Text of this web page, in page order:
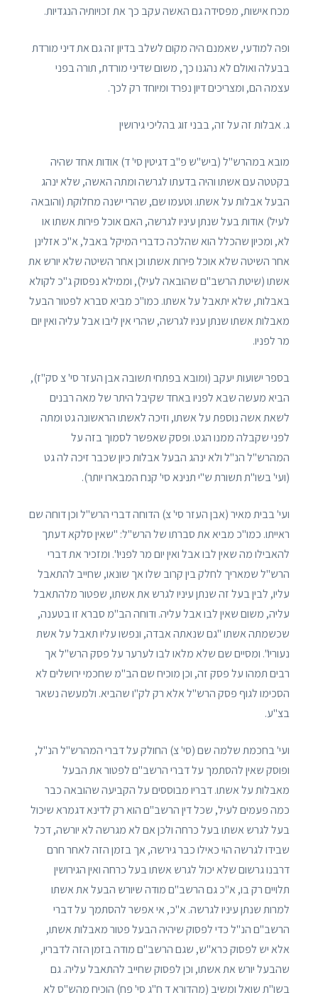
מכח אישות, מפסידה גם האשה עקב כך את זכויותיה הנגדיות.
ופה למודעי, שאמנם היה מקום לשלב בדיון זה גם את דיני מורדת
בבעלה ואולם לא נהגנו כך, משום שדיני מורדת, תורה בפני
עצמה הם, ומצריכים דיון נפרד ומיוחד רק לכך.
ג. אבלות זה על זה, בבני זוג בהליכי גירושין
מובא במהרש"ל (ביש"ש פ"ב דגיטין סי' ד) אודות אחד שהיה
בקטטה עם אשתו והיה בדעתו לגרשה ומתה האשה, שלא ינהג
הבעל אבלות על אשתו. וטעמו שם, שהרי ישנה מחלוקת (והובאה
לעיל) אודות בעל שנתן עיניו לגרשה, האם אוכל פירות אשתו או
לא, ומכיון שהכלל הוא שהלכה כדברי המיקל באבל, א"כ אזלינן
אחר השיטה שלא אוכל פירות אשתו וכן אחר השיטה שלא יורש את
אשתו (שיטת הרשב"ם שהובאה לעיל), וממילא נפסוק ג"כ לקולא
באבלות, שלא יתאבל על אשתו. כמו"כ מביא סברא לפטור הבעל
מאבלות אשתו שנתן עניו לגרשה, שהרי אין ליבו אבל עליה ואין יום
מר לפניו.
בספר ישועות יעקב (ומובא בפתחי תשובה אבן העזר סי' צ סק"ז),
הביא מעשה שבא לפניו באחד שקיבל היתר של מאה רבנים
לשאת אשה נוספת על אשתו, וזיכה לאשתו הראשונה גט ומתה
לפני שקבלה ממנו הגט. ופסק שאפשר לסמוך בזה על
המהרש"ל הנ"ל ולא ינהג הבעל אבלות כיון שכבר זיכה לה גט
(ועי' בשו"ת תשורת ש"י תנינא סי' קנח המבארו יותר).
ועי' בבית מאיר (אבן העזר סי' צ) הדוחה דברי הרש"ל וכן דוחה שם
ראייתו. כמו"כ מביא את סברתו של הרש"ל: "שאין סלקא דעתך
להאבילו מה שאין לבו אבל ואין יום מר לפניו". ומזכיר את דברי
הרש"ל שמאריך לחלק בין קרוב שלו אך שונאו, שחייב להתאבל
עליו, לבין בעל זה שנתן עיניו לגרש את אשתו, שפטור מלהתאבל
עליה, משום שאין לבו אבל עליה. ודוחה הב"מ סברא זו בטענה,
שכשמתה אשתו "גם שנאתה אבדה, ונפשו עליו תאבל על אשת
נעוריו". ומסיים שם שלא מלאו לבו לערער על פסק הרש"ל אך
רבים תמהו על פסק זה, וכן מוכיח שם הב"מ שחכמי ירושלים לא
הסכימו לגוף פסק הרש"ל אלא רק לק"ו שהביא. ולמעשה נשאר
בצ"ע.
ועי' בחכמת שלמה שם (סי' צ) החולק על דברי המהרש"ל הנ"ל,
ופוסק שאין להסתמך על דברי הרשב"ם לפטור את הבעל
מאבלות על אשתו. דבריו מבוססים על הקביעה שהובאה כבר
כמה פעמים לעיל, שכל דין הרשב"ם הוא רק לדינא דגמרא שיכול
בעל לגרש אשתו בעל כרחה ולכן אם לא מגרשה לא יורשה, דכל
שבידו לגרשה הוי כאילו כבר גירשה, אך בזמן הזה לאחר חרם
דרבנו גרשום שלא יכול לגרש אשתו בעל כרחה ואין הגירושין
תלויים רק בו, א"כ גם הרשב"ם מודה שיורש הבעל את אשתו
למרות שנתן עיניו לגרשה. א"כ, אי אפשר להסתמך על דברי
הרשב"ם הנ"ל כדי לפסוק שיהיה הבעל פטור מאבלות אשתו,
אלא יש לפסוק כרא"ש, שגם הרשב"ם מודה בזמן הזה לדבריו,
שהבעל יורש את אשתו, וכן לפסוק שחייב להתאבל עליה. גם
בשו"ת שואל ומשיב (מהדורא ד ח"ג סי' פח) הוכיח מהש"ס לא